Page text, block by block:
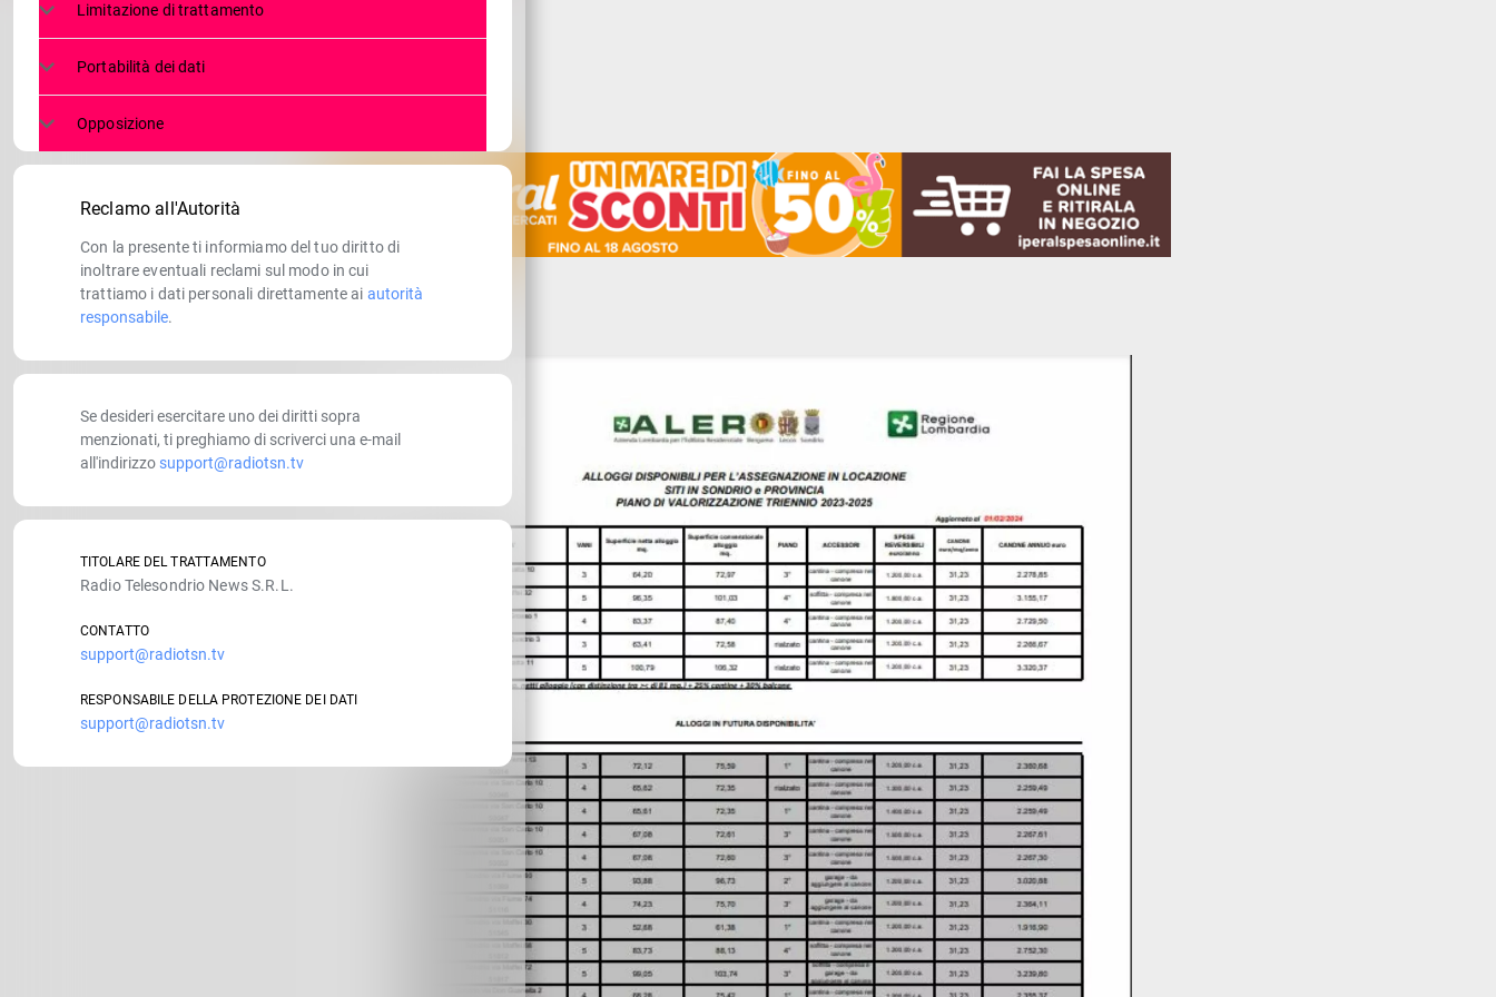
Limitazione di trattamento
Portabilità dei dati
Opposizione
Reclamo all'Autorità
Con la presente ti informiamo del tuo diritto di
inoltrare eventuali reclami sul modo in cui
trattiamo i dati personali direttamente ai autorità
responsabile.
Se desideri esercitare uno dei diritti sopra
menzionati, ti preghiamo di scriverci una e-mail
all'indirizzo support@radiotsn.tv
TITOLARE DEL TRATTAMENTO
Radio Telesondrio News S.R.L.
CONTATTO
support@radiotsn.tv
RESPONSABILE DELLA PROTEZIONE DEI DATI
support@radiotsn.tv